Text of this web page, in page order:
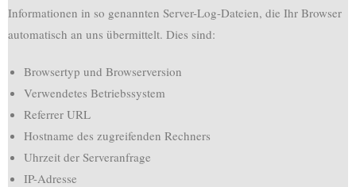
Informationen in so genannten Server-Log-Dateien, die Ihr Browser
automatisch an uns übermittelt. Dies sind:
Browsertyp und Browserversion
Verwendetes Betriebssystem
Referrer URL
Hostname des zugreifenden Rechners
Uhrzeit der Serveranfrage
IP-Adresse